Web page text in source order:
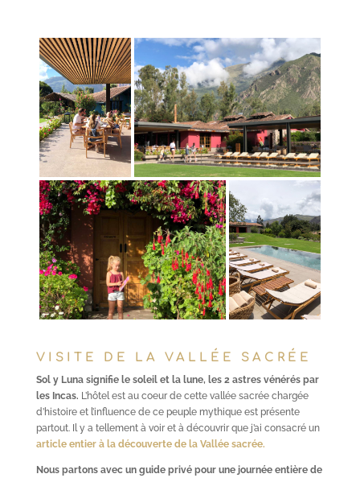
VISITE DE LA VALLÉE SACRÉE
Sol y Luna signifie le soleil et la lune, les 2 astres vénérés par
les Incas. L’hôtel est au coeur de cette vallée sacrée chargée
d’histoire et l’influence de ce peuple mythique est présente
partout. Il y a tellement à voir et à découvrir que j’ai consacré un
article entier à la découverte de la Vallée sacrée.
Nous partons avec un guide privé pour une journée entière de